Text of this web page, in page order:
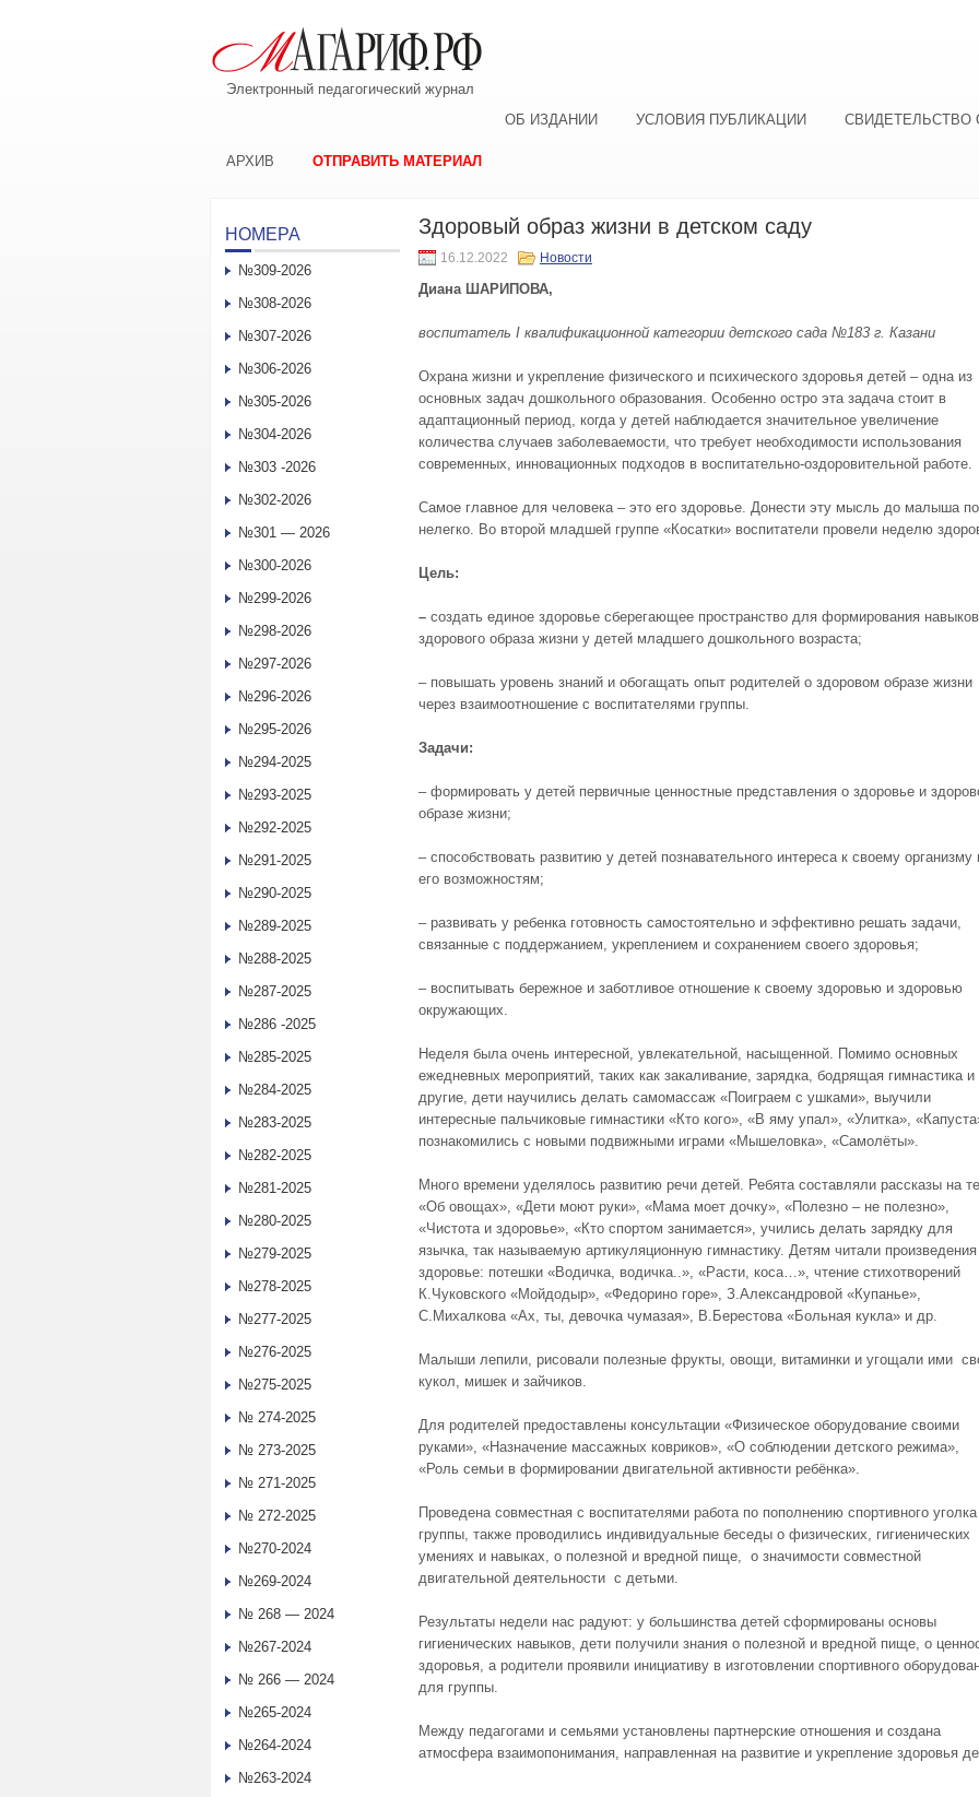
Электронный педагогический журнал
ОБ ИЗДАНИИ
УСЛОВИЯ ПУБЛИКАЦИИ СВИДЕТЕЛЬСТВО
АРХИВ ОТПРАВИТЬ МАТЕРИАЛ
Здоровый образ жизни в детском саду
16.12.2022 Новости
Диана ШАРИПОВА,
воспитатель I квалификационной категории детского сада №183 г. Казани
Охрана жизни и укрепление физического и психического здоровья детей – одна из
основных задач дошкольного образования. Особенно остро эта задача стоит в
адаптационный период, когда у детей наблюдается значительное увеличение
количества случаев заболеваемости, что требует необходимости использования
современных, инновационных подходов в воспитательно-оздоровительной работе.
Самое главное для человека – это его здоровье. Донести эту мысль до малыша
нелегко. Во второй младшей группе «Косатки» воспитатели провели неделю
Цель:
– создать единое здоровье сберегающее пространство для формирования навыков
здорового образа жизни у детей младшего дошкольного возраста;
– повышать уровень знаний и обогащать опыт родителей о здоровом образе жизни
через взаимоотношение с воспитателями группы.
Задачи:
– формировать у детей первичные ценностные представления о здоровье и
образе жизни;
– способствовать развитию у детей познавательного интереса к своему организму
его возможностям;
– развивать у ребенка готовность самостоятельно и эффективно решать задачи,
связанные с поддержанием, укреплением и сохранением своего здоровья;
– воспитывать бережное и заботливое отношение к своему здоровью и здоровью
окружающих.
Неделя была очень интересной, увлекательной, насыщенной. Помимо основных
ежедневных мероприятий, таких как закаливание, зарядка, бодрящая гимнастика и
другие, дети научились делать самомассаж «Поиграем с ушками», выучили
интересные пальчиковые гимнастики «Кто кого», «В яму упал», «Улитка»,
познакомились с новыми подвижными играми «Мышеловка», «Самолёты».
Много времени уделялось развитию речи детей. Ребята составляли рассказы на
«Об овощах», «Дети моют руки», «Мама моет дочку», «Полезно – не полезно»,
«Чистота и здоровье», «Кто спортом занимается», учились делать зарядку для
язычка, так называемую артикуляционную гимнастику. Детям читали
здоровье: потешки «Водичка, водичка..», «Расти, коса…», чтение стихотворений
К.Чуковского «Мойдодыр», «Федорино горе», З.Александровой «Купанье»,
С.Михалкова «Ах, ты, девочка чумазая», В.Берестова «Больная кукла» и др.
Малыши лепили, рисовали полезные фрукты, овощи, витаминки и угощали ими
кукол, мишек и зайчиков.
Для родителей предоставлены консультации «Физическое оборудование своими
руками», «Назначение массажных ковриков», «О соблюдении детского режима»,
«Роль семьи в формировании двигательной активности ребёнка».
Проведена совместная с воспитателями работа по пополнению спортивного уголка
группы, также проводились индивидуальные беседы о физических, гигиенических
умениях и навыках, о полезной и вредной пище, о значимости совместной
двигательной деятельности с детьми.
Результаты недели нас радуют: у большинства детей сформированы основы
гигиенических навыков, дети получили знания о полезной и вредной пище, о
здоровья, а родители проявили инициативу в изготовлении спортивного
для группы.
Между педагогами и семьями установлены партнерские отношения и создана
атмосфера взаимопонимания, направленная на развитие и укрепление здоровья
НОМЕРА
№309-2026
№308-2026
№307-2026
№306-2026
№305-2026
№304-2026
№303 -2026
№302-2026
№301 — 2026
№300-2026
№299-2026
№298-2026
№297-2026
№296-2026
№295-2026
№294-2025
№293-2025
№292-2025
№291-2025
№290-2025
№289-2025
№288-2025
№287-2025
№286 -2025
№285-2025
№284-2025
№283-2025
№282-2025
№281-2025
№280-2025
№279-2025
№278-2025
№277-2025
№276-2025
№275-2025
№ 274-2025
№ 273-2025
№ 271-2025
№ 272-2025
№270-2024
№269-2024
№ 268 — 2024
№267-2024
№ 266 — 2024
№265-2024
№264-2024
№263-2024